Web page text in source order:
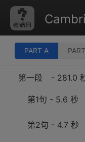
PART A
第一段 - 281.0
第1句 - 5.6 秒
第2句 - 4.7 秒